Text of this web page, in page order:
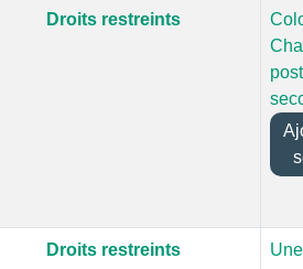
Droits restreints
Droits restreints